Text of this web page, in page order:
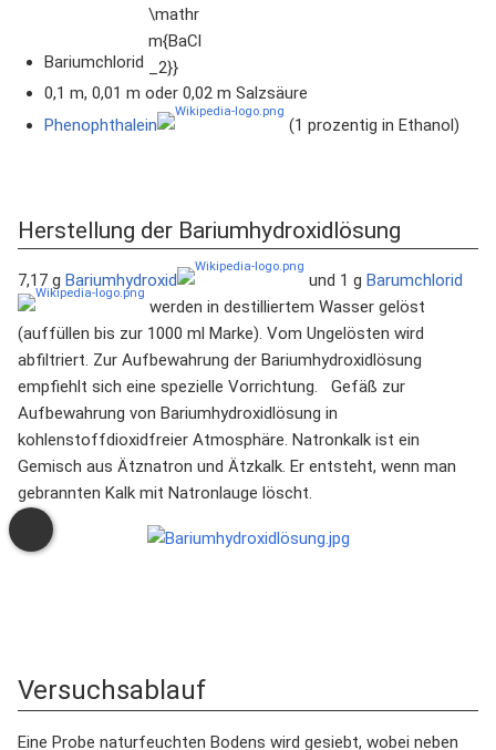
Bariumchlorid
0,1 m, 0,01 m oder 0,02 m Salzsäure
Phenophthalein
(1 prozentig in Ethanol)
Herstellung der Bariumhydroxidlösung
7,17 g Bariumhydroxid und 1 g Barumchlorid
werden in destilliertem Wasser gelöst
(auffüllen bis zur 1000 ml Marke). Vom Ungelösten wird
abfiltriert. Zur Aufbewahrung der Bariumhydroxidlösung
empfiehlt sich eine spezielle Vorrichtung. Gefäß zur
Aufbewahrung von Bariumhydroxidlösung in
kohlenstoffdioxidfreier Atmosphäre. Natronkalk ist ein
Gemisch aus Ätznatron und Ätzkalk. Er entsteht, wenn man
gebrannten Kalk mit Natronlauge löscht.
Versuchsablauf
Eine Probe naturfeuchten Bodens wird gesiebt, wobei neben